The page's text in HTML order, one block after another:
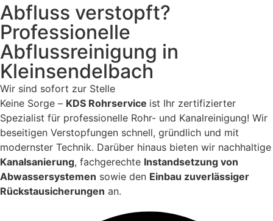
Abfluss verstopft?
Professionelle
Abflussreinigung in
Kleinsendelbach
Wir sind sofort zur Stelle
Keine Sorge – KDS Rohrservice ist Ihr zertifizierter
Spezialist für professionelle Rohr- und Kanalreinigung! Wir
beseitigen Verstopfungen schnell, gründlich und mit
modernster Technik. Darüber hinaus bieten wir nachhaltige
Kanalsanierung, fachgerechte Instandsetzung von
Abwassersystemen sowie den Einbau zuverlässiger
Rückstausicherungen an.